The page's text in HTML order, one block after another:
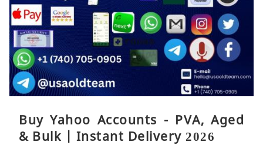
Buy Yahoo Accounts - PVA, Aged
& Bulk | Instant Delivery 2026